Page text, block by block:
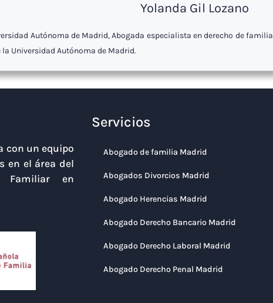
Yolanda Gil Lozano
Autónoma de Madrid, Abogada especialista en derecho de
Universidad Autónoma de Madrid.
con un equipo
en el área del
Familiar en
Servicios
Abogado de familia Madrid
Abogados Divorcios Madrid
Abogado Herencias Madrid
Abogado Derecho Bancario Madrid
Abogado Derecho Laboral Madrid
Abogado Derecho Penal Madrid